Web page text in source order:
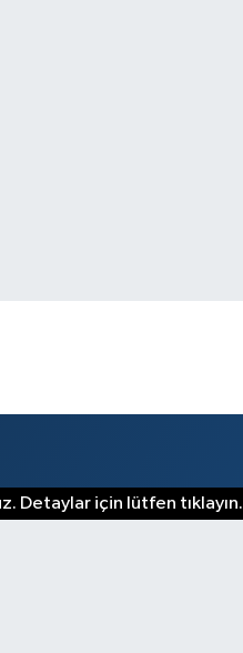
Detaylar için lütfen tıklayın.